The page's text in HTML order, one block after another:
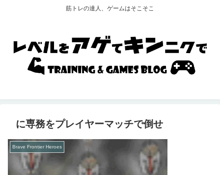
筋トレの達人、ゲームはそこそこ
に専務をプレイヤーマッチで倒せ
Brave Frontier Heroes